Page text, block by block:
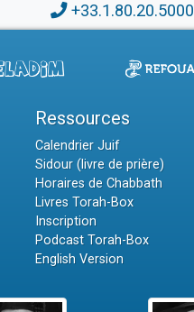
+33.1.80.20.5000
Ressources
Calendrier Juif
Sidour (livre de prière)
Horaires de Chabbath
Livres Torah-Box
Inscription
Podcast Torah-Box
English Version